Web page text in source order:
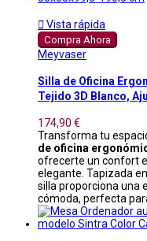
 Vista rápida
Compra Ahora
Meyvaser
Silla de Oficina
Tejido 3D Blanco,
174,90 €
Transforma tu
de oficina
ofrecerte un confort
elegante. Tapizada en
silla proporciona una
cómoda, perfecta